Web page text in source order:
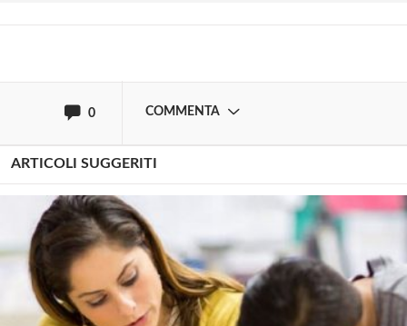
0 COMMENTA
ARTICOLI SUGGERITI